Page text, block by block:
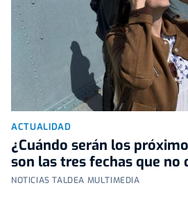
ACTUALIDAD
¿Cuándo serán los
son las tres fechas que no
NOTICIAS TALDEA MULTIMEDIA